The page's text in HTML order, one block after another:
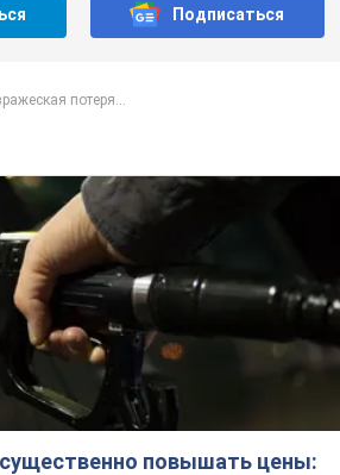
Подписаться
потеря...
повышать цены: